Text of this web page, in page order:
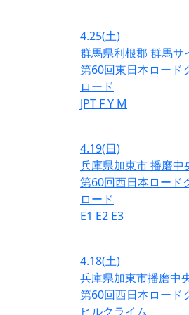
4.25(土)
群馬県利根郡 群馬サ
第60回東日本ロード
ロード
JPT FY M
4.19(日)
兵庫県加東市 播磨中
第60回西日本ロード
ロード
E1 E2 E3
4.18(土)
兵庫県加東市播磨中
第60回西日本ロード
ヒルクライム